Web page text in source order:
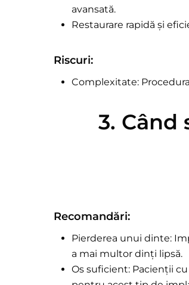
avansată.
Restaurare rapidă și
Riscuri:
Complexitate:
3. Când
Recomandări:
Pierderea unui dinte:
a mai multor dinți lipsă.
Os suficient: Pacienții